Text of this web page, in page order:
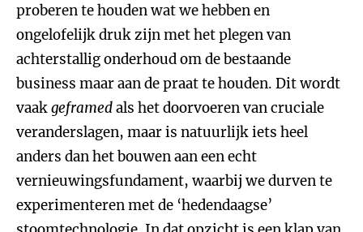
proberen te houden wat we hebben en
ongelofelijk druk zijn met het plegen van
achterstallig onderhoud om de bestaande
business maar aan de praat te houden. Dit wordt
vaakgeframedals het doorvoeren van cruciale
veranderslagen, maar is natuurlijk iets heel
anders dan het bouwen aan een echt
vernieuwingsfundament, waarbij we durven te
experimenteren met de ‘hedendaagse’